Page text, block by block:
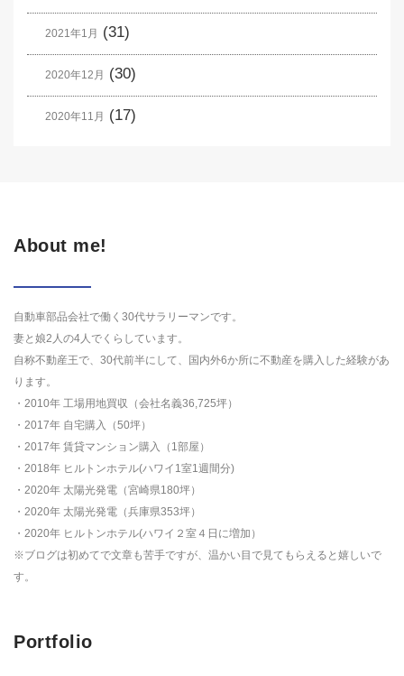
2021年1月 (31)
2020年12月 (30)
2020年11月 (17)
About me!
自動車部品会社で働く30代サラリーマンです。
妻と娘2人の4人でくらしています。
自称不動産王で、30代前半にして、国内外6か所に不動産を購入した経験があ
ります。
・2010年 工場用地買収（会社名義36,725坪）
・2017年 自宅購入（50坪）
・2017年 賃貸マンション購入（1部屋）
・2018年 ヒルトンホテル(ハワイ1室1週間分)
・2020年 太陽光発電（宮崎県180坪）
・2020年 太陽光発電（兵庫県353坪）
・2020年 ヒルトンホテル(ハワイ２室４日に増加）
※ブログは初めてで文章も苦手ですが、温かい目で見てもらえると嬉しいで
す。
Portfolio